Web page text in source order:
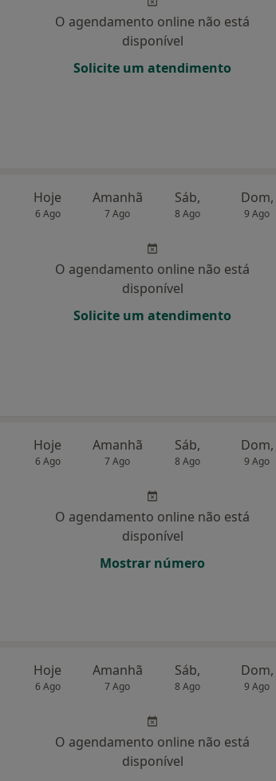
O agendamento online não está
disponível
Solicite um atendimento
Hoje
6 Ago
Amanhã
7 Ago
Sáb,
8 Ago
Dom,
9 Ago
O agendamento online não está
disponível
Solicite um atendimento
Hoje
6 Ago
Amanhã
7 Ago
Sáb,
8 Ago
Dom,
9 Ago
O agendamento online não está
disponível
Mostrar número
Hoje
6 Ago
Amanhã
7 Ago
Sáb,
8 Ago
Dom,
9 Ago
O agendamento online não está
disponível